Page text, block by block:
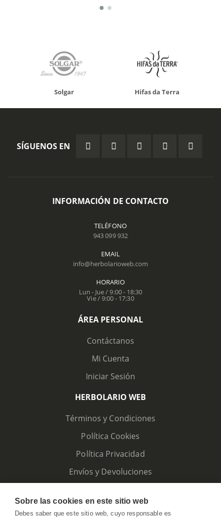
Solgar Hifas da Terra
SÍGUENOS EN
INFORMACIÓN DE CONTACTO
TELÉFONO
943 099 932
EMAIL
info@herbolarioweb.com
HORARIO
Lun - Jue / 9:00 - 18:30
Vie / 9:00 - 17:30
ÁREA PERSONAL
Contáctanos
Mi Cuenta
Iniciar Sesión
HERBOLARIO WEB
Términos y Condiciones
Política Cookies
Política Privacidad
Envíos y Devoluciones
Sobre las cookies en este sitio web
Debes saber que este sitio web, cuyo responsable es